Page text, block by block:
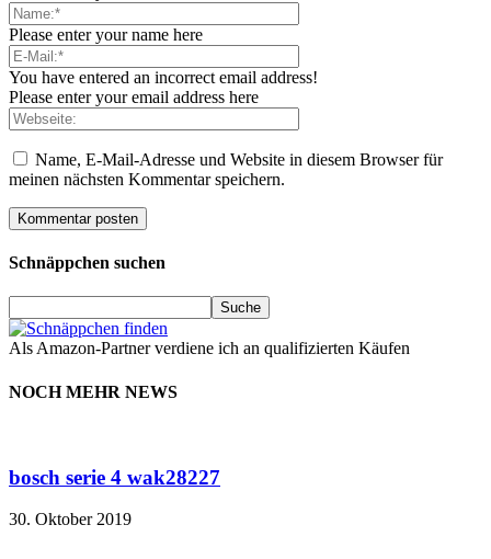
Please enter your name here
You have entered an incorrect email address!
Please enter your email address here
Name, E-Mail-Adresse und Website in diesem Browser für
meinen nächsten Kommentar speichern.
Schnäppchen suchen
Als Amazon-Partner verdiene ich an qualifizierten Käufen
NOCH MEHR NEWS
bosch serie 4 wak28227
30. Oktober 2019